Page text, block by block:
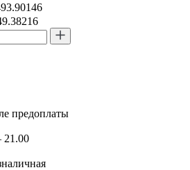
предоплаты
21.00